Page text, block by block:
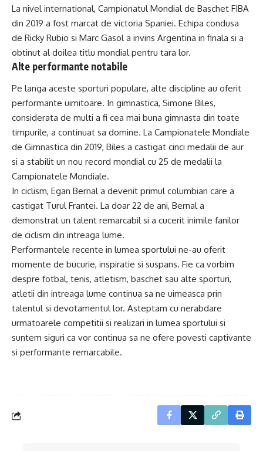
La nivel international, Campionatul Mondial de Baschet FIBA
din 2019 a fost marcat de victoria Spaniei. Echipa condusa
de Ricky Rubio si Marc Gasol a invins Argentina in finala si a
obtinut al doilea titlu mondial pentru tara lor.
Alte performante notabile
Pe langa aceste sporturi populare, alte discipline au oferit
performante uimitoare. In gimnastica, Simone Biles,
considerata de multi a fi cea mai buna gimnasta din toate
timpurile, a continuat sa domine. La Campionatele Mondiale
de Gimnastica din 2019, Biles a castigat cinci medalii de aur
si a stabilit un nou record mondial cu 25 de medalii la
Campionatele Mondiale.
In ciclism, Egan Bernal a devenit primul columbian care a
castigat Turul Frantei. La doar 22 de ani, Bernal a
demonstrat un talent remarcabil si a cucerit inimile fanilor
de ciclism din intreaga lume.
Performantele recente in lumea sportului ne-au oferit
momente de bucurie, inspiratie si suspans. Fie ca vorbim
despre fotbal, tenis, atletism, baschet sau alte sporturi,
atletii din intreaga lume continua sa ne uimeasca prin
talentul si devotamentul lor. Asteptam cu nerabdare
urmatoarele competitii si realizari in lumea sportului si
suntem siguri ca vor continua sa ne ofere povesti captivante
si performante remarcabile.